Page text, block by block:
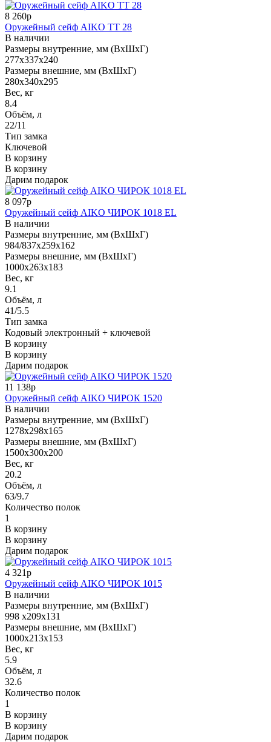
8 260р
Оружейный сейф AIKO TT 28
В наличии
Размеры внутренние, мм (ВхШхГ)
277x337x240
Размеры внешние, мм (ВхШхГ)
280x340x295
Вес, кг
8.4
Объём, л
22/11
Тип замка
Ключевой
В корзину
В корзину
Дарим подарок
8 097р
Оружейный сейф AIKO ЧИРОК 1018 EL
В наличии
Размеры внутренние, мм (ВхШхГ)
984/837x259x162
Размеры внешние, мм (ВхШхГ)
1000x263x183
Вес, кг
9.1
Объём, л
41/5.5
Тип замка
Кодовый электронный + ключевой
В корзину
В корзину
Дарим подарок
11 138р
Оружейный сейф AIKO ЧИРОК 1520
В наличии
Размеры внутренние, мм (ВхШхГ)
1278x298x165
Размеры внешние, мм (ВхШхГ)
1500x300x200
Вес, кг
20.2
Объём, л
63/9.7
Количество полок
1
В корзину
В корзину
Дарим подарок
4 321р
Оружейный сейф AIKO ЧИРОК 1015
В наличии
Размеры внутренние, мм (ВхШхГ)
998 x209x131
Размеры внешние, мм (ВхШхГ)
1000x213x153
Вес, кг
5.9
Объём, л
32.6
Количество полок
1
В корзину
В корзину
Дарим подарок